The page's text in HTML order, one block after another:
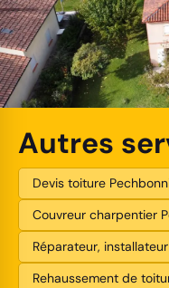
Autres
Devis toiture
Couvreur charpentier
Réparateur,
Rehaussement de